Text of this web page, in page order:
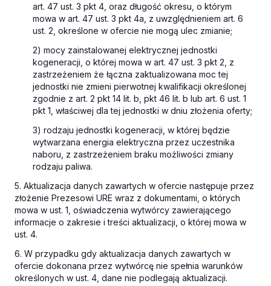
art. 47 ust. 3 pkt 4, oraz długość okresu, o którym
mowa w art. 47 ust. 3 pkt 4a, z uwzględnieniem art. 6
ust. 2, określone w ofercie nie mogą ulec zmianie;
2) mocy zainstalowanej elektrycznej jednostki
kogeneracji, o której mowa w art. 47 ust. 3 pkt 2, z
zastrzeżeniem że łączna zaktualizowana moc tej
jednostki nie zmieni pierwotnej kwalifikacji określonej
zgodnie z art. 2 pkt 14 lit. b, pkt 46 lit. b lub art. 6 ust. 1
pkt 1, właściwej dla tej jednostki w dniu złożenia oferty;
3) rodzaju jednostki kogeneracji, w której będzie
wytwarzana energia elektryczna przez uczestnika
naboru, z zastrzeżeniem braku możliwości zmiany
rodzaju paliwa.
5. Aktualizacja danych zawartych w ofercie następuje przez
złożenie Prezesowi URE wraz z dokumentami, o których
mowa w ust. 1, oświadczenia wytwórcy zawierającego
informacje o zakresie i treści aktualizacji, o której mowa w
ust. 4.
6. W przypadku gdy aktualizacja danych zawartych w
ofercie dokonana przez wytwórcę nie spełnia warunków
określonych w ust. 4, dane nie podlegają aktualizacji.